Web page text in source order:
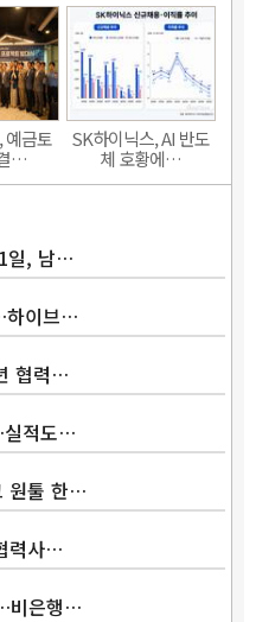
예금토
…
SK하이닉스, AI 반도
체 호황에…
일, 남…
하이브…
협력…
실적도…
원툴 한…
력사…
비은행…